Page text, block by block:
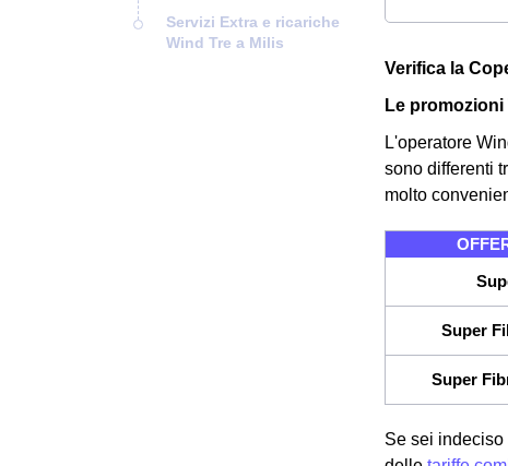
Servizi Extra e ricariche
Wind Tre a Milis
Verifica la
Le
L'operatore
sono differenti
molto
Super
Super
Se sei